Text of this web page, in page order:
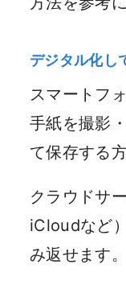
デジタル化し
スマートフ
手紙を撮影
て保存する
クラウドサ
iCloudなど
み返せます。